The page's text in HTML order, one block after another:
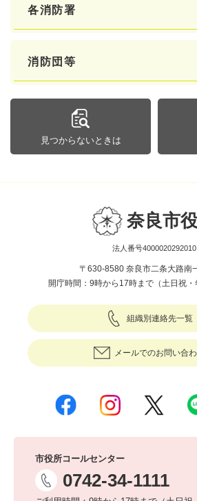
各消防署
消防団等
見つからないときは
奈良市
法人番号4000020292010
〒630-8580 奈良市二条大路南
開庁時間：9時から17時まで（土日祝・
組織別連絡先一覧
メールでのお問い合
市役所コールセンター
0742-34-1111